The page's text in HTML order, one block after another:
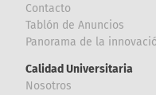
Contacto
Tablón de Anuncios
Panorama de la
Calidad Universitaria
Nosotros